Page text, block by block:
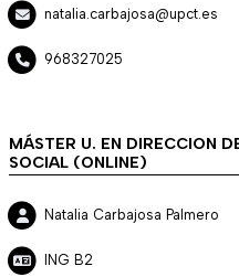
natalia.carbajosa@upct.es
968327025
MÁSTER U. EN DIRECCION
SOCIAL (ONLINE)
Natalia Carbajosa Palmero
ING B2